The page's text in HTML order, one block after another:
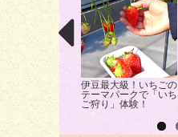
伊豆最大級！いちごの
テーマパークで「いち
ご狩り」体験！